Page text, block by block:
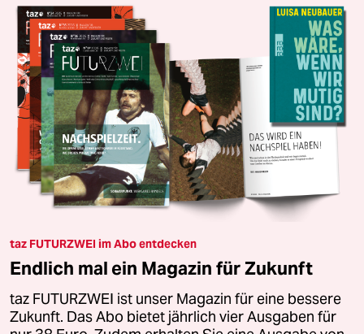
taz FUTURZWEI im Abo entdecken
Endlich mal ein Magazin für Zukunft
taz FUTURZWEI ist unser Magazin für eine bessere
Zukunft. Das Abo bietet jährlich vier Ausgaben für